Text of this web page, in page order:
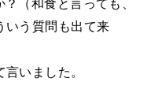
いう質問も出て来
いました。